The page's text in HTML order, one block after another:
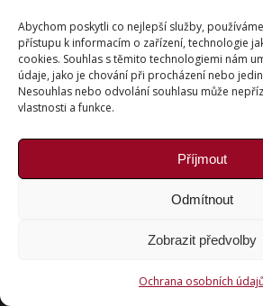
Abychom poskytli co nejlepší služby,
přístupu k informacím o zařízení, technologie
cookies. Souhlas s těmito technologiemi nám
údaje, jako je chování při procházení nebo
Nesouhlas nebo odvolání souhlasu může
vlastnosti a funkce.
Příjmout
Odmítnout
Zobrazit předvolby
Ochrana osobních